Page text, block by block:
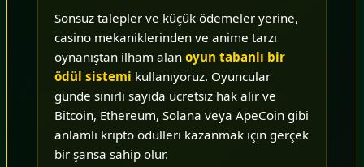
Sonsuz talepler ve küçük ödemeler yerine,
casino mekaniklerinden ve anime tarzı
oynanıştan ilham alan oyun tabanlı bir
ödül sistemi kullanıyoruz. Oyuncular
günde sınırlı sayıda ücretsiz hak alır ve
Bitcoin, Ethereum, Solana veya ApeCoin gibi
anlamlı kripto ödülleri kazanmak için gerçek
bir şansa sahip olur.